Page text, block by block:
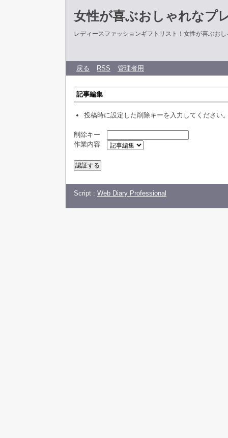
女性が喜ぶおしゃれなプ
レディースファッションギフトリスト！女性が喜ぶお
戻る RSS 管理者用
記事編集
投稿時に設定した削除キーを入力してください
削除キー
作業内容
Script : Web Diary Professional